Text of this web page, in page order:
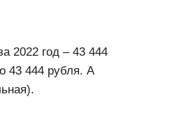
2022 год ‒ 43 444
43 444 рубля. А